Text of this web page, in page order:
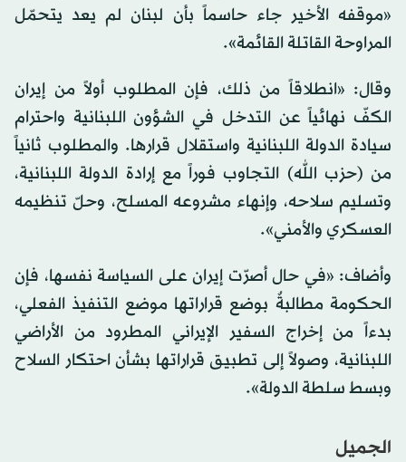
«موقفه الأخير جاء حاسماً بأن لبنان لم يعد يتحمّل
المراوحة القاتلة القائمة».
وقال: «انطلاقاً من ذلك، فإن المطلوب أولاً من إيران
الكفّ نهائياً عن التدخل في الشؤون اللبنانية واحترام
سيادة الدولة اللبنانية واستقلال قرارها. والمطلوب ثانياً
من (حزب الله) التجاوب فوراً مع إرادة الدولة اللبنانية،
وتسليم سلاحه، وإنهاء مشروعه المسلح، وحلّ تنظيمه
العسكري والأمني».
وأضاف: «في حال أصرّت إيران على السياسة نفسها، فإن
الحكومة مطالبةٌ بوضع قراراتها موضع التنفيذ الفعلي،
بدءاً من إخراج السفير الإيراني المطرود من الأراضي
اللبنانية، وصولاً إلى تطبيق قراراتها بشأن احتكار السلاح
وبسط سلطة الدولة».
الجميل